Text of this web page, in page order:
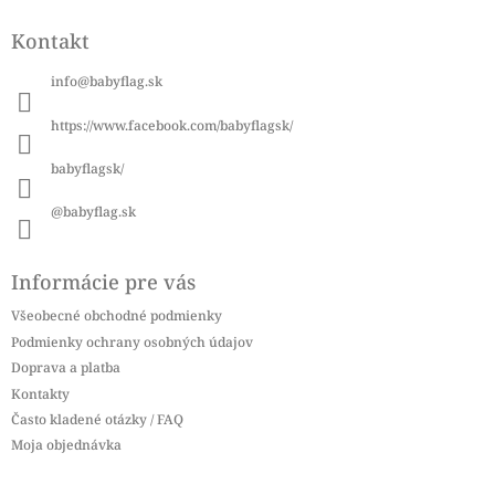
pKontakt
info@babyflag.sk
https://www.facebook.com/babyflagsk/
babyflagsk/
@babyflag.sk
Informácie pre vás
Všeobecné obchodné podmienky
Podmienky ochrany osobných údajov
Doprava a platba
Kontakty
Často kladené otázky / FAQ
Moja objednávka